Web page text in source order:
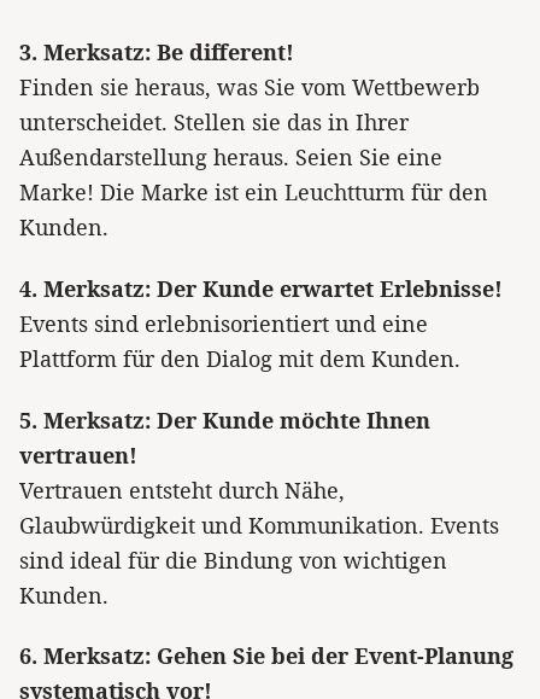
3. Merksatz: Be different!
Finden sie heraus, was Sie vom Wettbewerb
unterscheidet. Stellen sie das in Ihrer
Außendarstellung heraus. Seien Sie eine
Marke! Die Marke ist ein Leuchtturm für den
Kunden.
4. Merksatz: Der Kunde erwartet Erlebnisse!
Events sind erlebnisorientiert und eine
Plattform für den Dialog mit dem Kunden.
5. Merksatz: Der Kunde möchte Ihnen
vertrauen!
Vertrauen entsteht durch Nähe,
Glaubwürdigkeit und Kommunikation. Events
sind ideal für die Bindung von wichtigen
Kunden.
6. Merksatz: Gehen Sie bei der Event-Planung
systematisch vor!